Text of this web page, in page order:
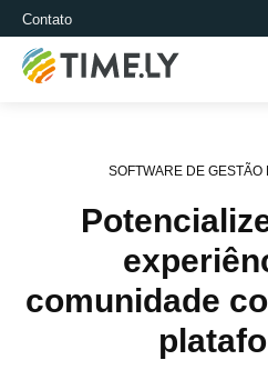
Contato
Timely
SOFTWARE DE
comunidade